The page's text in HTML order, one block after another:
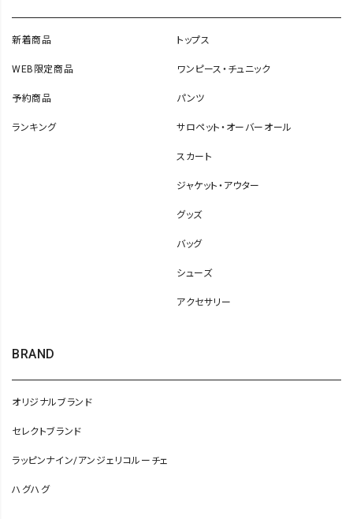
新着商品
WEB限定商品
予約商品
ランキング
トップス
ワンピース・チュニック
パンツ
サロペット・オーバーオール
スカート
ジャケット・アウター
グッズ
バッグ
シューズ
アクセサリー
BRAND
オリジナルブランド
セレクトブランド
ラッピンナイン/アンジェリコルーチェ
ハグハグ